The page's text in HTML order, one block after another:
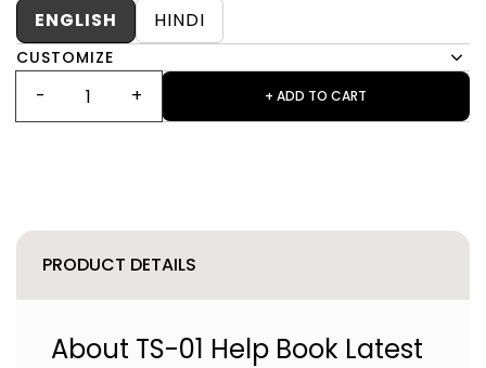
ENGLISH HINDI
CUSTOMIZE
+ ADD TO CART
PRODUCT DETAILS
About TS-01 Help Book Latest